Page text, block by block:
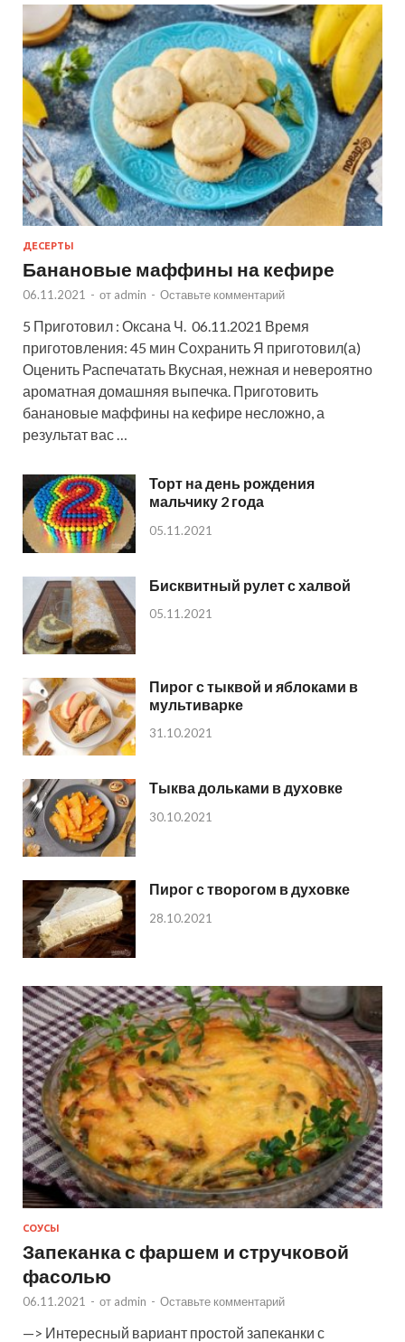
ДЕСЕРТЫ
Банановые маффины на кефире
06.11.2021 - от admin - Оставьте комментарий
5 Приготовил : Оксана Ч. 06.11.2021 Время
приготовления: 45 мин Сохранить Я приготовил(а)
Оценить Распечатать Вкусная, нежная и невероятно
ароматная домашняя выпечка. Приготовить
банановые маффины на кефире несложно, а
результат вас …
Торт на день рождения
мальчику 2 года
05.11.2021
Бисквитный рулет с халвой
05.11.2021
Пирог с тыквой и яблоками в
мультиварке
31.10.2021
Тыква дольками в духовке
30.10.2021
Пирог с творогом в духовке
28.10.2021
СОУСЫ
Запеканка с фаршем и стручковой
фасолью
06.11.2021 - от admin - Оставьте комментарий
—> Интересный вариант простой запеканки с